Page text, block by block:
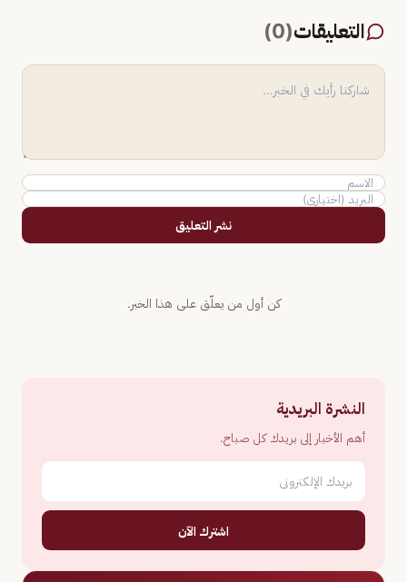
التعليقات(
0
)
نشر التعليق
كن أول من يعلّق على هذا الخبر.
النشرة البريدية
أهم الأخبار إلى بريدك كل صباح.
اشترك الآن